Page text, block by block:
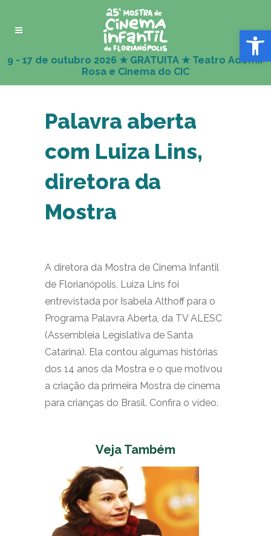
Abrir
Palavra aberta
com Luiza Lins,
diretora da
Mostra
A diretora da Mostra de Cinema Infantil
de Florianópolis, Luiza Lins foi
entrevistada por Isabela Althoff para o
Programa Palavra Aberta, da TV ALESC
(Assembleia Legislativa de Santa
Catarina). Ela contou algumas histórias
dos 14 anos da Mostra e o que motivou
a criação da primeira Mostra de cinema
para crianças do Brasil. Confira o vídeo.
Veja Também